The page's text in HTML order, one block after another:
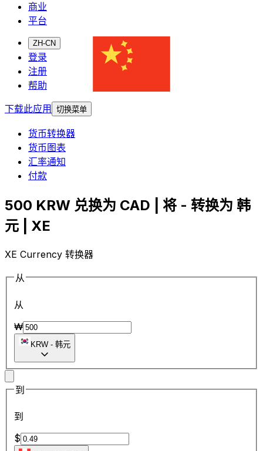
商业
平台
ZH-CN
登录
注册
帮助
下载此应用
切换菜单
货币转换器
货币图表
汇率通知
付款
500 KRW 兑换为 CAD | 将 - 转换为 韩
元 | XE
XE Currency 转换器
从
从
₩
KRW - 韩元
到
到
$